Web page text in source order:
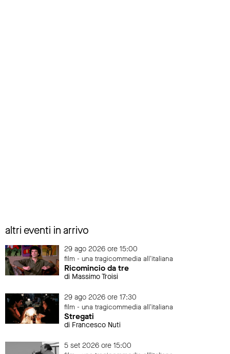
altri eventi in arrivo
29 ago 2026 ore 15:00
film - una tragicommedia all'italiana
Ricomincio da tre
di Massimo Troisi
29 ago 2026 ore 17:30
film - una tragicommedia all'italiana
Stregati
di Francesco Nuti
5 set 2026 ore 15:00